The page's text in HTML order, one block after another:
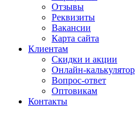
Отзывы
Реквизиты
Вакансии
Карта сайта
Клиентам
Скидки и акции
Онлайн-калькулятор
Вопрос-ответ
Оптовикам
Контакты